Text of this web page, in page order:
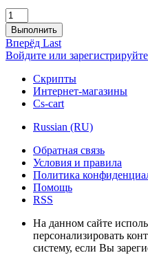
Выполнить
Вперёд Last
Войдите или
Скрипты
Интернет-магазины
Cs-cart
Russian (RU)
Обратная связь
Условия и правила
Политика
Помощь
RSS
На данном сайте
персонализировать
систему, если Вы